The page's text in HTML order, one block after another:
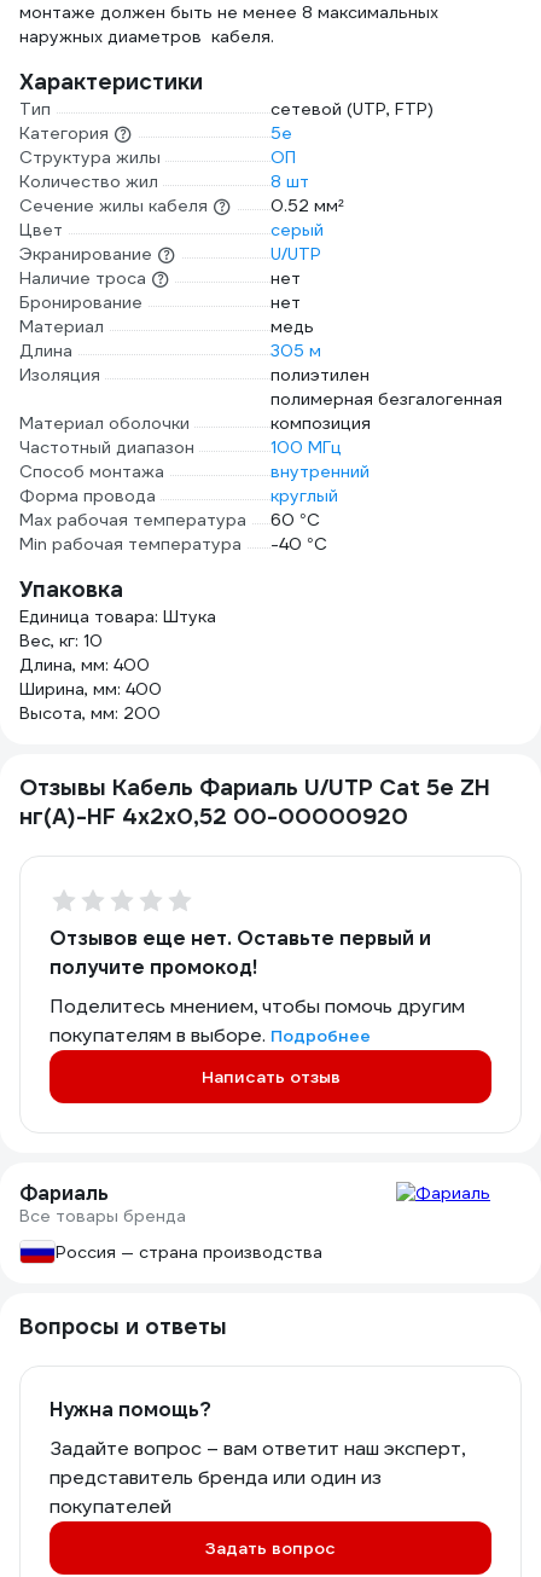
монтаже должен быть не менее 8 максимальных
наружных диаметров кабеля.
Характеристики
Тип
сетевой (UTP, FTP)
Категория
5e
Структура жилы
ОП
Количество жил
8 шт
Сечение жилы кабеля
0.52 мм²
Цвет
серый
Экранирование
U/UTP
Наличие троса
нет
Бронирование
нет
Материал
медь
Длина
305 м
Изоляция
полиэтилен
Материал оболочки
полимерная безгалогенная
композиция
Частотный диапазон
100 МГц
Способ монтажа
внутренний
Форма провода
круглый
Max рабочая температура
60 °С
Min рабочая температура
-40 °С
Упаковка
Единица товара: Штука
Вес, кг: 10
Длина, мм: 400
Ширина, мм: 400
Высота, мм: 200
Отзывы Кабель Фариаль U/UTP Cat 5e ZH
нг(A)-HF 4x2х0,52 00-00000920
Отзывов еще нет. Оставьте первый и
получите промокод!
Поделитесь мнением, чтобы помочь другим
покупателям в выборе. Подробнее
Написать отзыв
Фариаль
Все товары бренда
Россия — страна производства
Вопросы и ответы
Нужна помощь?
Задайте вопрос – вам ответит наш эксперт,
представитель бренда или один из
покупателей
Задать вопрос